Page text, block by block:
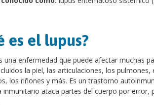
es el lupus?
una enfermedad que puede afectar muchas
la piel, las articulaciones, los pulmones,
los riñones y más. Es un trastorno
inmunitario ataca partes del cuerpo por error,